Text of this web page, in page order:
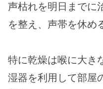
声枯れを明日までに
を整え、声帯を休め
特に乾燥は喉に大き
湿器を利用して部屋